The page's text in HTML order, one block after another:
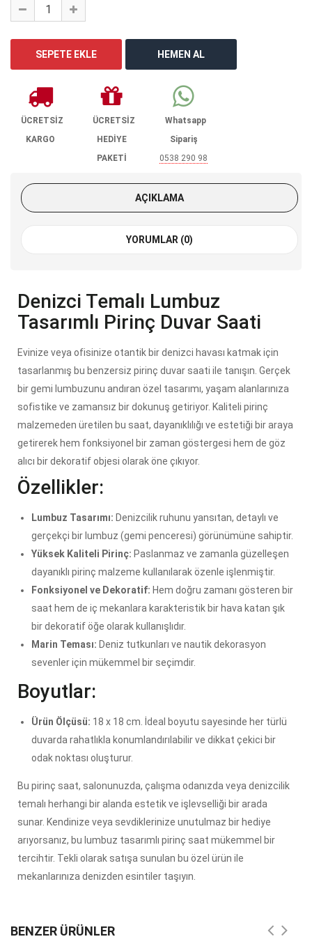
ÜCRETSİZ
KARGO
ÜCRETSİZ
HEDİYE
PAKETİ
Whatsapp
Sipariş
0538 290 98
AÇIKLAMA
YORUMLAR (0)
Denizci Temalı Lumbuz
Tasarımlı Pirinç Duvar Saati
Evinize veya ofisinize otantik bir denizci havası katmak için
tasarlanmış bu benzersiz pirinç duvar saati ile tanışın. Gerçek
bir gemi lumbuzunu andıran özel tasarımı, yaşam alanlarınıza
sofistike ve zamansız bir dokunuş getiriyor. Kaliteli pirinç
malzemeden üretilen bu saat, dayanıklılığı ve estetiği bir araya
getirerek hem fonksiyonel bir zaman göstergesi hem de göz
alıcı bir dekoratif objesi olarak öne çıkıyor.
Özellikler:
Lumbuz Tasarımı: Denizcilik ruhunu yansıtan, detaylı ve
gerçekçi bir lumbuz (gemi penceresi) görünümüne sahiptir.
Yüksek Kaliteli Pirinç: Paslanmaz ve zamanla güzelleşen
dayanıklı pirinç malzeme kullanılarak özenle işlenmiştir.
Fonksiyonel ve Dekoratif: Hem doğru zamanı gösteren bir
saat hem de iç mekanlara karakteristik bir hava katan şık
bir dekoratif öğe olarak kullanışlıdır.
Marin Teması: Deniz tutkunları ve nautik dekorasyon
sevenler için mükemmel bir seçimdir.
Boyutlar:
Ürün Ölçüsü: 18 x 18 cm. İdeal boyutu sayesinde her türlü
duvarda rahatlıkla konumlandırılabilir ve dikkat çekici bir
odak noktası oluşturur.
Bu pirinç saat, salonunuzda, çalışma odanızda veya denizcilik
temalı herhangi bir alanda estetik ve işlevselliği bir arada
sunar. Kendinize veya sevdiklerinize unutulmaz bir hediye
arıyorsanız, bu lumbuz tasarımlı pirinç saat mükemmel bir
tercihtir. Tekli olarak satışa sunulan bu özel ürün ile
mekanlarınıza denizden esintiler taşıyın.
BENZER ÜRÜNLER